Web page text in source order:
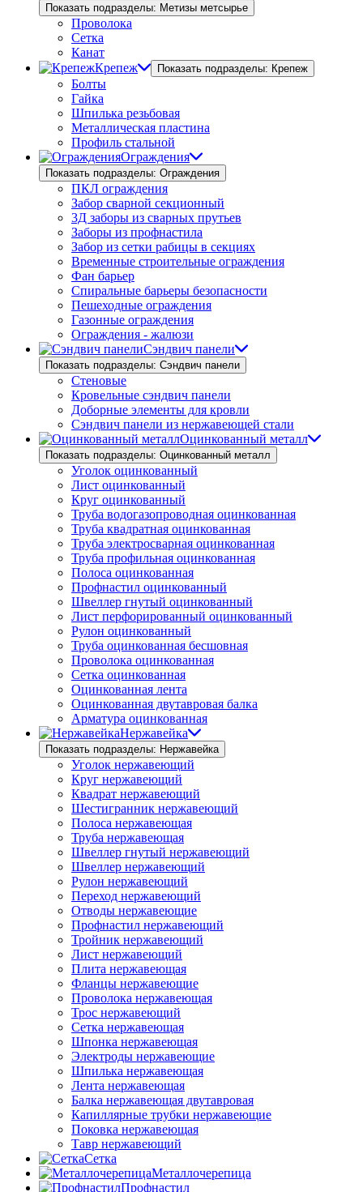
Показать подразделы: Метизы метсырье
Проволока
Сетка
Канат
Крепеж
Показать подразделы: Крепеж
Болты
Гайка
Шпилька резьбовая
Металлическая пластина
Профиль стальной
Ограждения
Показать подразделы: Ограждения
ПКЛ ограждения
Забор сварной секционный
3Д заборы из сварных прутьев
Заборы из профнастила
Забор из сетки рабицы в секциях
Временные строительные ограждения
Фан барьер
Спиральные барьеры безопасности
Пешеходные ограждения
Газонные ограждения
Ограждения - жалюзи
Сэндвич панели
Показать подразделы: Сэндвич панели
Стеновые
Кровельные сэндвич панели
Доборные элементы для кровли
Сэндвич панели из нержавеющей стали
Оцинкованный металл
Показать подразделы: Оцинкованный металл
Уголок оцинкованный
Лист оцинкованный
Круг оцинкованный
Труба водогазопроводная оцинкованная
Труба квадратная оцинкованная
Труба электросварная оцинкованная
Труба профильная оцинкованная
Полоса оцинкованная
Профнастил оцинкованный
Швеллер гнутый оцинкованный
Лист перфорированный оцинкованный
Рулон оцинкованный
Труба оцинкованная бесшовная
Проволока оцинкованная
Сетка оцинкованная
Оцинкованная лента
Оцинкованная двутавровая балка
Арматура оцинкованная
Нержавейка
Показать подразделы: Нержавейка
Уголок нержавеющий
Круг нержавеющий
Квадрат нержавеющий
Шестигранник нержавеющий
Полоса нержавеющая
Труба нержавеющая
Швеллер гнутый нержавеющий
Швеллер нержавеющий
Рулон нержавеющий
Переход нержавеющий
Отводы нержавеющие
Профнастил нержавеющий
Тройник нержавеющий
Лист нержавеющий
Плита нержавеющая
Фланцы нержавеющие
Проволока нержавеющая
Трос нержавеющий
Сетка нержавеющая
Шпонка нержавеющая
Электроды нержавеющие
Шпилька нержавеющая
Лента нержавеющая
Балка нержавеющая двутавровая
Капиллярные трубки нержавеющие
Поковка нержавеющая
Тавр нержавеющий
Сетка
Металлочерепица
Профнастил